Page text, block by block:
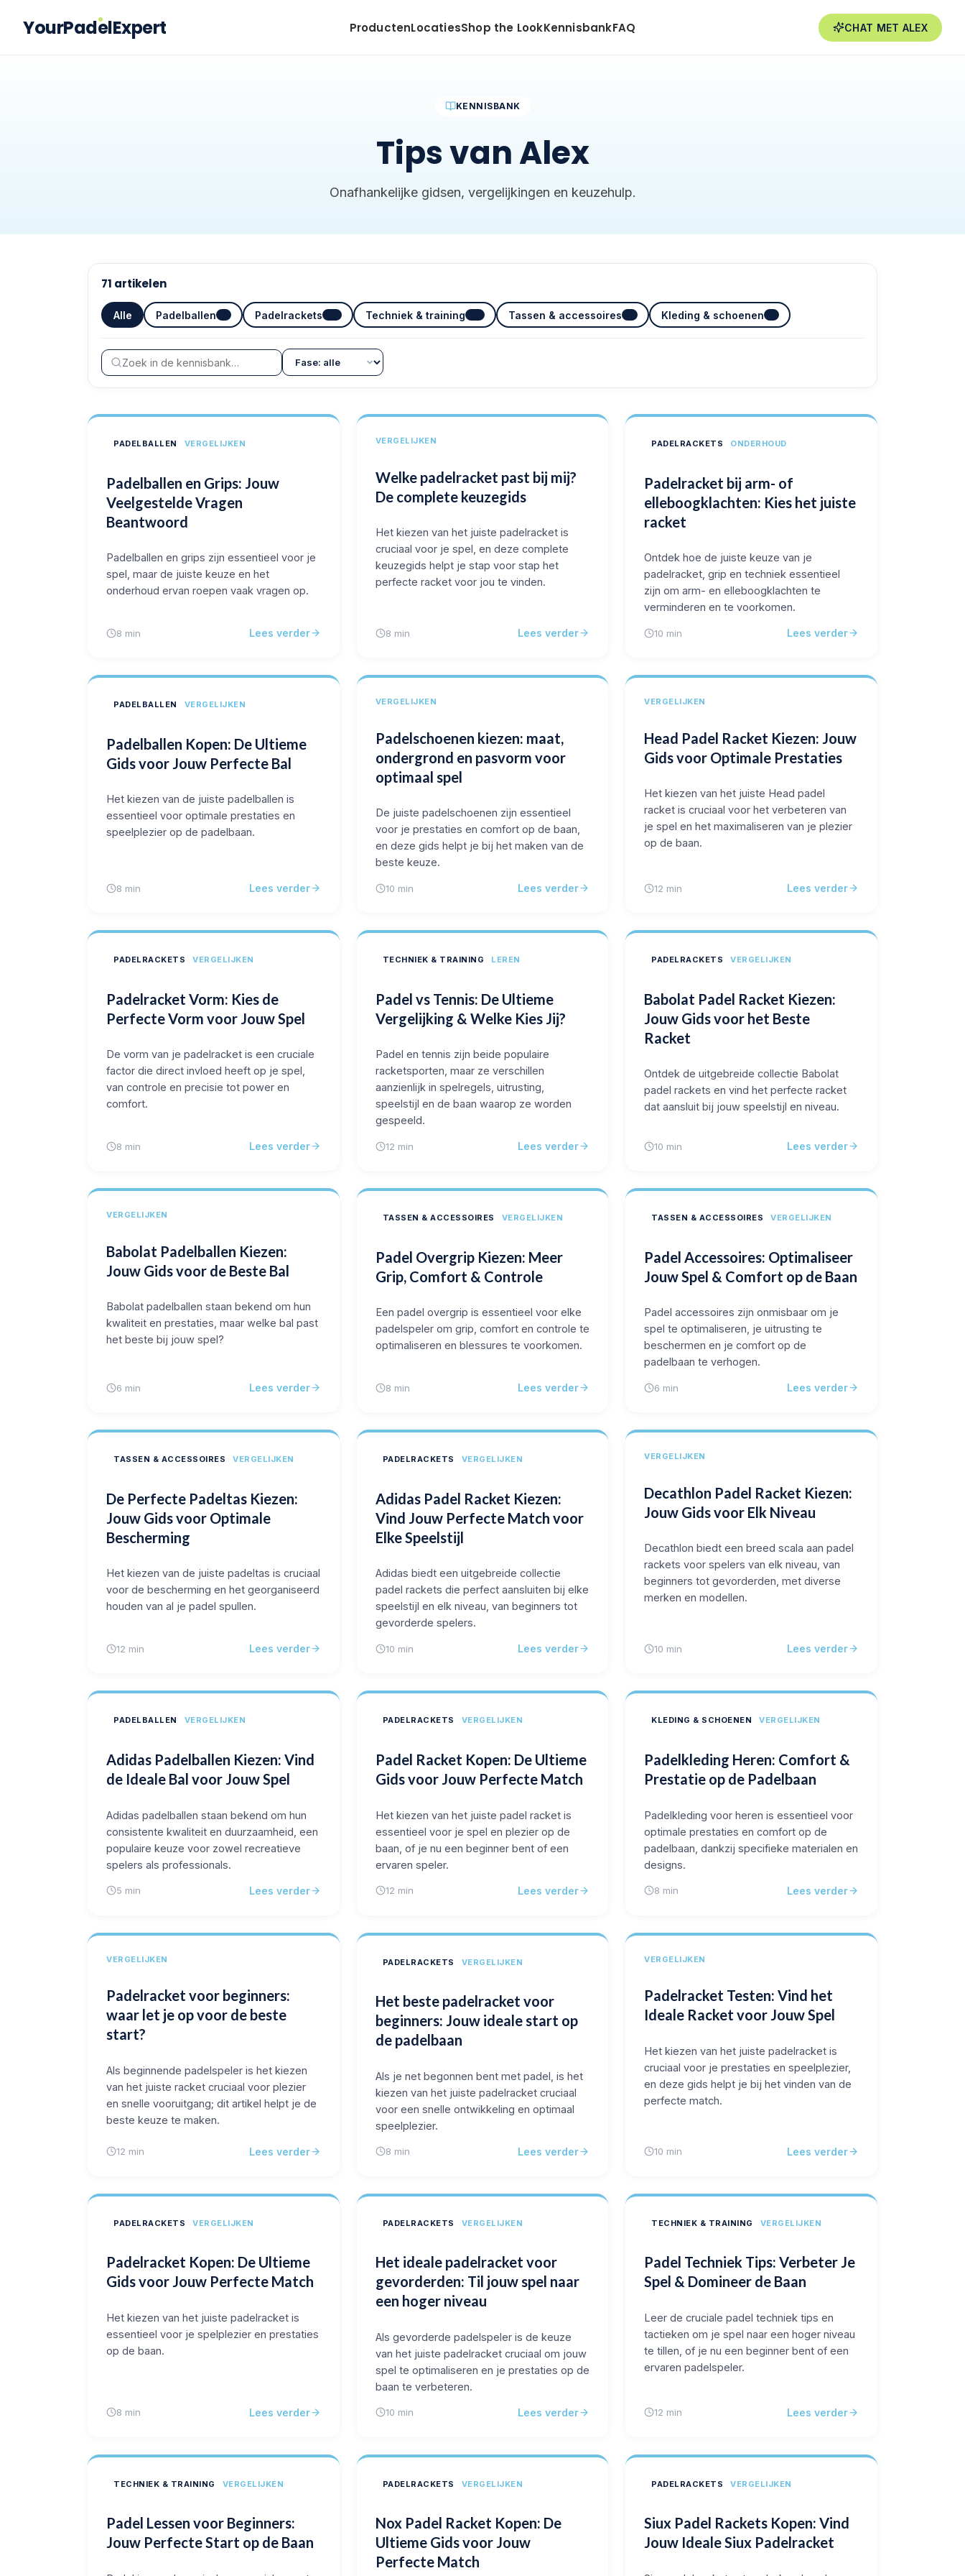
YourPadelExpert ProductenLocatiesShop the LookKennisbankFAQ CHAT MET ALEX
KENNISBANK
Tips van Alex
Onafhankelijke gidsen, vergelijkingen en keuzehulp.
71 artikelen
Alle Padelballen Padelrackets Techniek & training Tassen & accessoires Kleding & schoenen
PADELBALLEN VERGELIJKEN
Padelballen en Grips: Jouw
Veelgestelde Vragen
Beantwoord
Padelballen en grips zijn essentieel voor je
spel, maar de juiste keuze en het
onderhoud ervan roepen vaak vragen op.
8 min Lees verder
VERGELIJKEN
Welke padelracket past bij mij?
De complete keuzegids
Het kiezen van het juiste padelracket is
cruciaal voor je spel, en deze complete
keuzegids helpt je stap voor stap het
perfecte racket voor jou te vinden.
8 min Lees verder
PADELRACKETS ONDERHOUD
Padelracket bij arm- of
elleboogklachten: Kies het juiste
racket
Ontdek hoe de juiste keuze van je
padelracket, grip en techniek essentieel
zijn om arm- en elleboogklachten te
verminderen en te voorkomen.
10 min Lees verder
PADELBALLEN VERGELIJKEN
Padelballen Kopen: De Ultieme
Gids voor Jouw Perfecte Bal
Het kiezen van de juiste padelballen is
essentieel voor optimale prestaties en
speelplezier op de padelbaan.
8 min Lees verder
VERGELIJKEN
Padelschoenen kiezen: maat,
ondergrond en pasvorm voor
optimaal spel
De juiste padelschoenen zijn essentieel
voor je prestaties en comfort op de baan,
en deze gids helpt je bij het maken van de
beste keuze.
10 min Lees verder
VERGELIJKEN
Head Padel Racket Kiezen: Jouw
Gids voor Optimale Prestaties
Het kiezen van het juiste Head padel
racket is cruciaal voor het verbeteren van
je spel en het maximaliseren van je plezier
op de baan.
12 min Lees verder
PADELRACKETS VERGELIJKEN
Padelracket Vorm: Kies de
Perfecte Vorm voor Jouw Spel
De vorm van je padelracket is een cruciale
factor die direct invloed heeft op je spel,
van controle en precisie tot power en
comfort.
8 min Lees verder
TECHNIEK & TRAINING LEREN
Padel vs Tennis: De Ultieme
Vergelijking & Welke Kies Jij?
Padel en tennis zijn beide populaire
racketsporten, maar ze verschillen
aanzienlijk in spelregels, uitrusting,
speelstijl en de baan waarop ze worden
gespeeld.
12 min Lees verder
PADELRACKETS VERGELIJKEN
Babolat Padel Racket Kiezen:
Jouw Gids voor het Beste
Racket
Ontdek de uitgebreide collectie Babolat
padel rackets en vind het perfecte racket
dat aansluit bij jouw speelstijl en niveau.
10 min Lees verder
VERGELIJKEN
Babolat Padelballen Kiezen:
Jouw Gids voor de Beste Bal
Babolat padelballen staan bekend om hun
kwaliteit en prestaties, maar welke bal past
het beste bij jouw spel?
6 min Lees verder
TASSEN & ACCESSOIRES VERGELIJKEN
Padel Overgrip Kiezen: Meer
Grip, Comfort & Controle
Een padel overgrip is essentieel voor elke
padelspeler om grip, comfort en controle te
optimaliseren en blessures te voorkomen.
8 min Lees verder
TASSEN & ACCESSOIRES VERGELIJKEN
Padel Accessoires: Optimaliseer
Jouw Spel & Comfort op de Baan
Padel accessoires zijn onmisbaar om je
spel te optimaliseren, je uitrusting te
beschermen en je comfort op de
padelbaan te verhogen.
6 min Lees verder
TASSEN & ACCESSOIRES VERGELIJKEN
De Perfecte Padeltas Kiezen:
Jouw Gids voor Optimale
Bescherming
Het kiezen van de juiste padeltas is cruciaal
voor de bescherming en het georganiseerd
houden van al je padel spullen.
12 min Lees verder
PADELRACKETS VERGELIJKEN
Adidas Padel Racket Kiezen:
Vind Jouw Perfecte Match voor
Elke Speelstijl
Adidas biedt een uitgebreide collectie
padel rackets die perfect aansluiten bij elke
speelstijl en elk niveau, van beginners tot
gevorderde spelers.
10 min Lees verder
VERGELIJKEN
Decathlon Padel Racket Kiezen:
Jouw Gids voor Elk Niveau
Decathlon biedt een breed scala aan padel
rackets voor spelers van elk niveau, van
beginners tot gevorderden, met diverse
merken en modellen.
10 min Lees verder
PADELBALLEN VERGELIJKEN
Adidas Padelballen Kiezen: Vind
de Ideale Bal voor Jouw Spel
Adidas padelballen staan bekend om hun
consistente kwaliteit en duurzaamheid, een
populaire keuze voor zowel recreatieve
spelers als professionals.
5 min Lees verder
PADELRACKETS VERGELIJKEN
Padel Racket Kopen: De Ultieme
Gids voor Jouw Perfecte Match
Het kiezen van het juiste padel racket is
essentieel voor je spel en plezier op de
baan, of je nu een beginner bent of een
ervaren speler.
12 min Lees verder
KLEDING & SCHOENEN VERGELIJKEN
Padelkleding Heren: Comfort &
Prestatie op de Padelbaan
Padelkleding voor heren is essentieel voor
optimale prestaties en comfort op de
padelbaan, dankzij specifieke materialen en
designs.
8 min Lees verder
VERGELIJKEN
Padelracket voor beginners:
waar let je op voor de beste
start?
Als beginnende padelspeler is het kiezen
van het juiste racket cruciaal voor plezier
en snelle vooruitgang; dit artikel helpt je de
beste keuze te maken.
12 min Lees verder
PADELRACKETS VERGELIJKEN
Het beste padelracket voor
beginners: Jouw ideale start op
de padelbaan
Als je net begonnen bent met padel, is het
kiezen van het juiste padelracket cruciaal
voor een snelle ontwikkeling en optimaal
speelplezier.
8 min Lees verder
VERGELIJKEN
Padelracket Testen: Vind het
Ideale Racket voor Jouw Spel
Het kiezen van het juiste padelracket is
cruciaal voor je prestaties en speelplezier,
en deze gids helpt je bij het vinden van de
perfecte match.
10 min Lees verder
PADELRACKETS VERGELIJKEN
Padelracket Kopen: De Ultieme
Gids voor Jouw Perfecte Match
Het kiezen van het juiste padelracket is
essentieel voor je spelplezier en prestaties
op de baan.
8 min Lees verder
PADELRACKETS VERGELIJKEN
Het ideale padelracket voor
gevorderden: Til jouw spel naar
een hoger niveau
Als gevorderde padelspeler is de keuze
van het juiste padelracket cruciaal om jouw
spel te optimaliseren en je prestaties op de
baan te verbeteren.
10 min Lees verder
TECHNIEK & TRAINING VERGELIJKEN
Padel Techniek Tips: Verbeter Je
Spel & Domineer de Baan
Leer de cruciale padel techniek tips en
tactieken om je spel naar een hoger niveau
te tillen, of je nu een beginner bent of een
ervaren padelspeler.
12 min Lees verder
TECHNIEK & TRAINING VERGELIJKEN
Padel Lessen voor Beginners:
Jouw Perfecte Start op de Baan
PADELRACKETS VERGELIJKEN
Nox Padel Racket Kopen: De
Ultieme Gids voor Jouw
Perfecte Match
PADELRACKETS VERGELIJKEN
Siux Padel Rackets Kopen: Vind
Jouw Ideale Siux Padelracket